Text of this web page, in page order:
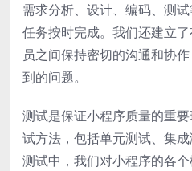
需求分析、设计、编码、测
任务按时完成。我们还建立
员之间保持密切的沟通和协
到的问题。
测试是保证小程序质量的重
试方法，包括单元测试、集
测试中，我们对小程序的各